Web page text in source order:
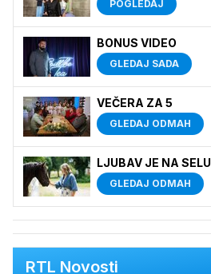
POGLEDAJ
BONUS VIDEO
GLEDAJ SADA
VEČERA ZA 5
GLEDAJ ODMAH
LJUBAV JE NA SELU
GLEDAJ ODMAH
RTL Novosti